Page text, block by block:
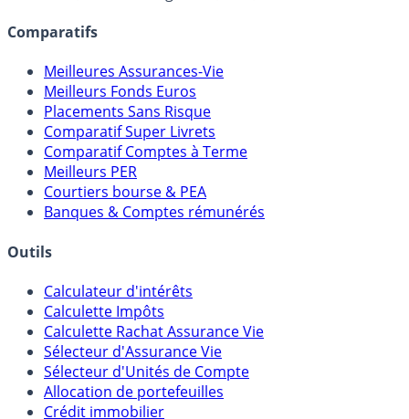
assureurs, sociétés de gestion, CGP, etc.
Comparatifs
Meilleures Assurances-Vie
Meilleurs Fonds Euros
Placements Sans Risque
Comparatif Super Livrets
Comparatif Comptes à Terme
Meilleurs PER
Banques & Comptes rémunérés
Outils
Calculateur d'intérêts
Calculette Impôts
Calculette Rachat Assurance Vie
Sélecteur d'Assurance Vie
Sélecteur d'Unités de Compte